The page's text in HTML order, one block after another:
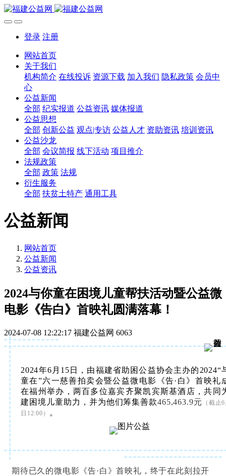
登录 注册
网站首页
关于我们
机构简介 在线投诉 资源下载 加入我们 隐私政策 会员中
心
公益新闻
全部 纪实报道 公益资讯 媒体报道
公益思想
全部 创新公益 观点|专访 公益人才 资助资讯 培训资讯
公益沙龙
全部 会议简报 线下活动 项目推介
法规政策
全部 政策 法规
衍生服务
全部 扶贫土特产 通用工具
公益新闻
网站首页
公益新闻
公益资讯
2024与你童在困境儿童帮扶活动暨公益微
电影《告白》首映礼圆满落幕！
2024-07-08 12:22:17 福建公益网 6063
2024年6月15日，由福建省助困公益协会主办的2024“
童在”六一慈善拍卖会暨公益微电影《告·白》首映礼
在福州举办，两百多位嘉宾齐聚凯宾斯基酒店，共同
建困境儿童助力，并为他们筹集善款465,463.9元
（截止
日12:00）
。
期待已久的微电影《告·白》首映礼，终于在此刻拉开